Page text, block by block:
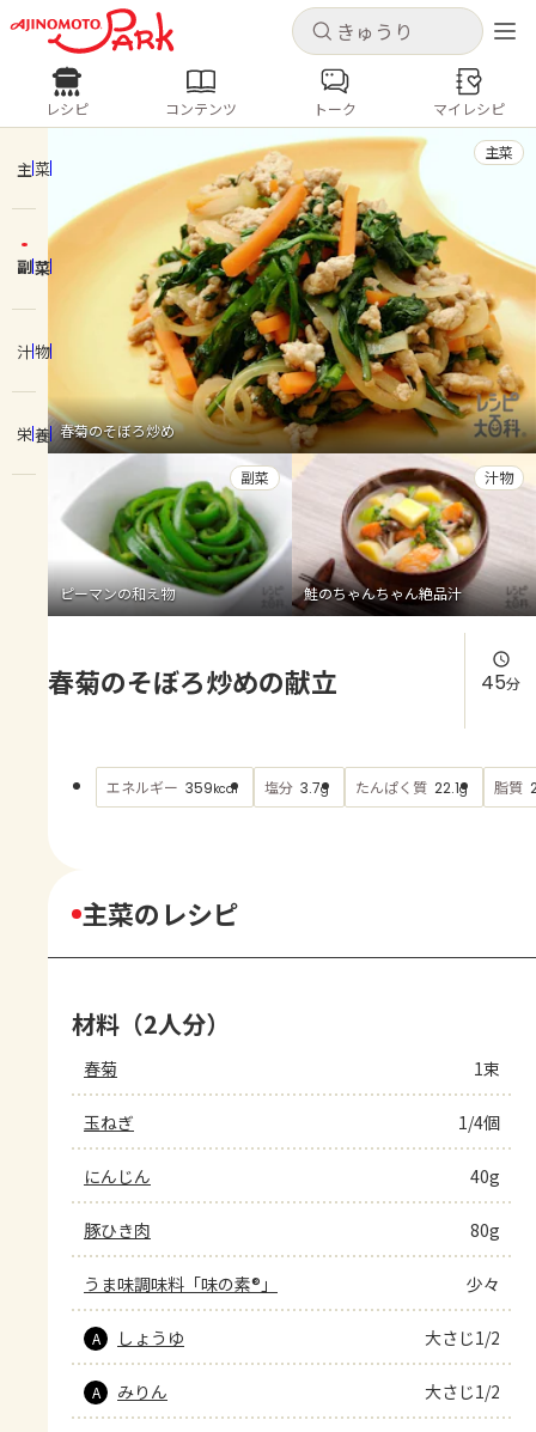
キャンセル
ログインするとレシピを保存できます
ログイン 新規登録
ホーム
コンテンツ
レシピ
トーク
よくあるお問い合わせ
お買い物
AJINOMOTO PARK とは
キャンセル
レシピ コンテンツ
人気の食材・レシピ
きゅうり なす トマト
とうもろこし
ピーマン
みょうが ゴーヤ
レシピ コンテンツ トーク マイレシピ
主菜
副菜
汁物
栄養 春菊のそぼろ炒め
主菜
ピーマンの和え物
副菜
鮭のちゃんちゃん絶品汁
汁物
春菊のそぼろ炒めの献立 45分
エネルギー 359kcal 塩分 3.7g たんぱく質 22.1g 脂質
主菜のレシピ
材料（2人分）
春菊 1束
玉ねぎ 1/4個
にんじん 40g
豚ひき肉 80g
うま味調味料「味の素®」 少々
A しょうゆ 大さじ1/2
A みりん 大さじ1/2